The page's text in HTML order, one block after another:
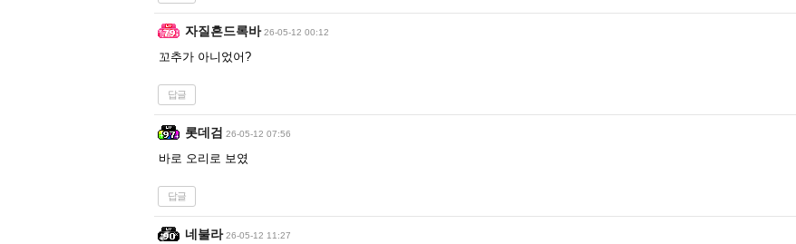
자질흔드록바 26-05-12 00:12
꼬추가 아니었어?
답글
롯데검 26-05-12 07:56
바로 오리로 보였
답글
네불라 26-05-12 11:27